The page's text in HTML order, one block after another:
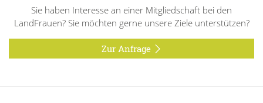
Sie haben Interesse an einer Mitgliedschaft bei den
LandFrauen? Sie möchten gerne unsere Ziele unterstützen?
Zur Anfrage